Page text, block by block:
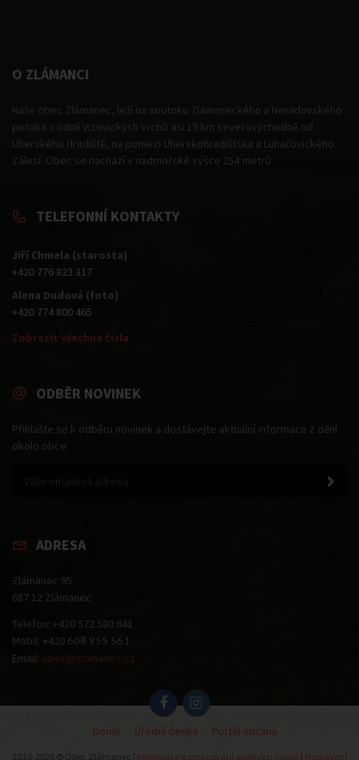
O ZLÁMANCI
Naše obec Zlámanec, leží na soutoku Zlámaneckého a Neradovského
potoka v údolí Vizovických vrchů asi 15 km severovýchodně od
Uherského Hradiště, na pomezí Uherskohradišťska a Luhačovického
Zálesí. Obec se nachází v nadmořské výšce 254 metrů.
TELEFONNÍ KONTAKTY
Jiří Chmela (starosta)
+420 776 823 317
Alena Dudová (foto)
+420 774 800 465
Zobrazit všechna čísla
ODBĚR NOVINEK
Přihlašte se k odběru novinek a dostávejte aktuální informace z dění
okolo obce.
ADRESA
Zlámanec 95
687 12 Zlámanec
Telefon: +420 572 580 641
Mobil: +420 608 955 561
Email: obec@zlamanec.cz
Domů Úřední deska Portál občana
2018-2026 © Obec Zlámanec | Informace o zpracování osobních údajů | Nastavení